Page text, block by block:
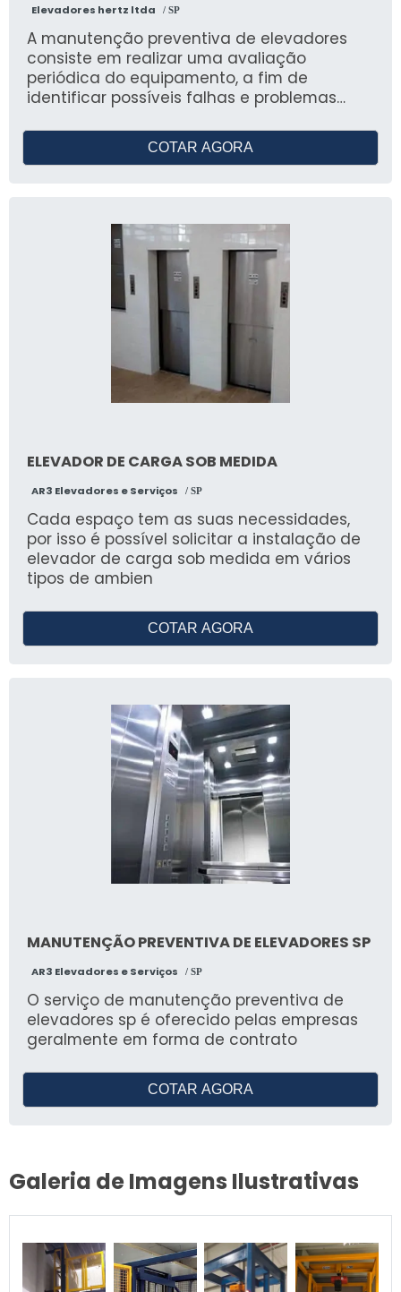
Elevadores hertz ltda / SP
A manutenção preventiva de elevadores
consiste em realizar uma avaliação
periódica do equipamento, a fim de
identificar possíveis falhas e problemas
interrupções no funcionamento. Essa
técnica tem como objetivo principal manter
usuários. A manutenção preventiva de
elevadores é realizada por uma equipe
especializada, que realiza inspeções
regulares no equipamento, verificando
desde o seu funcionamento até itens de
segurança, como cabos, freios e
dispositivos de emergência. Caso sejam
identificadas falhas ou desgastes, são
realizados os reparos necessários antes que
COTAR AGORA
ELEVADOR DE CARGA SOB MEDIDA
AR3 Elevadores e Serviços / SP
Cada espaço tem as suas necessidades,
por isso é possível solicitar a instalação de
elevador de carga sob medida em vários
tipos de ambien
COTAR AGORA
MANUTENÇÃO PREVENTIVA DE ELEVADORES SP
AR3 Elevadores e Serviços / SP
O serviço de manutenção preventiva de
elevadores sp é oferecido pelas empresas
geralmente em forma de contrato
COTAR AGORA
Galeria de Imagens Ilustrativas